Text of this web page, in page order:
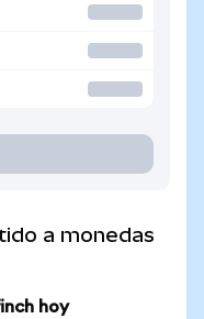
a monedas
hoy